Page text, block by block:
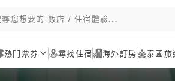
熱門票券 尋找住宿 海外訂房 泰國旅